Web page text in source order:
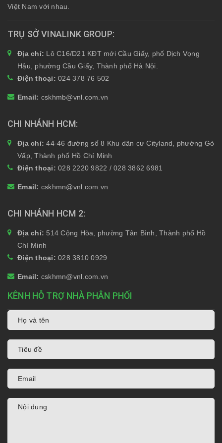
Việt Nam với nhau.
TRỤ SỞ VINALINK GROUP
Địa chỉ: Lô C16/D21 KĐT mới Cầu Giấy, phố Dịch Vọng
Hậu, phường Cầu Giấy, Thành phố Hà Nội.
Điện thoại: 024 378 76 502
Email: cskhmb@vnl.com.vn
CHI NHÁNH HCM
Địa chỉ:44-46 đường số 8 Khu dân cư Cityland, phường Gò
Vấp, Thành phố Hồ Chí Minh
Điện thoại: 028 2220 9822 / 028 3862 6981
Email: cskhmn@vnl.com.vn
CHI NHÁNH HCM 2
Địa chỉ: 514 Cộng Hòa, phường Tân Bình, Thành phố Hồ
Chí Minh
Điện thoại: 028 3810 0929
Email: cskhmn@vnl.com.vn
KÊNH HỖ TRỢ NHÀ PHÂN PHỐI